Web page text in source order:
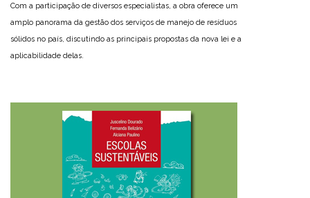
Com a participação de diversos especialistas, a obra oferece um
amplo panorama da gestão dos serviços de manejo de resíduos
sólidos no país, discutindo as principais propostas da nova lei e a
aplicabilidade delas.